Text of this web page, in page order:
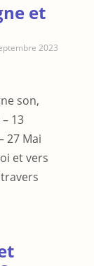
et
2023
son,
13
27 Mai
et vers